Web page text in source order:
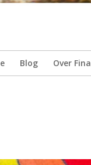
Blog Over Fina